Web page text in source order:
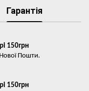
Гарантія
150грн
Пошти.
150грн